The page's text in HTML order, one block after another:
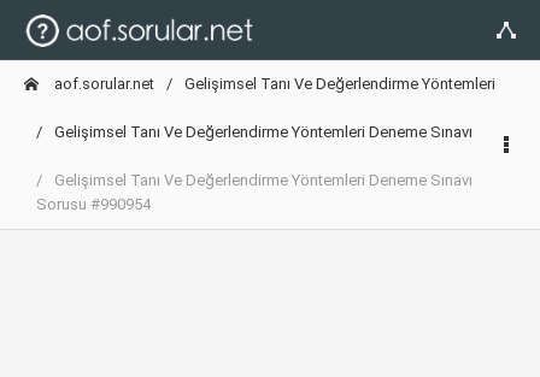
aof.sorular.net Gelişimsel Tanı Ve Değerlendirme Yöntemleri
Gelişimsel Tanı Ve Değerlendirme Yöntemleri Deneme Sınavı
Gelişimsel Tanı Ve Değerlendirme Yöntemleri Deneme Sınavı
Sorusu #990954